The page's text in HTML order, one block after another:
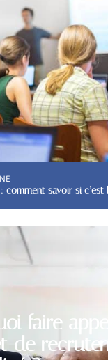
comment savoir si c’est
faire
de